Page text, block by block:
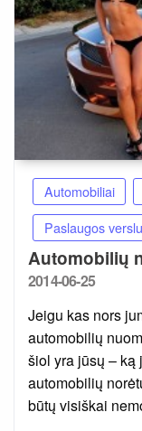
Automobiliai
Paslaugos
Automobilių
Posted
2014-06-25
Jeigu kas nors
automobilių
šiol yra jūsų – ką
automobilių
būtų visiškai